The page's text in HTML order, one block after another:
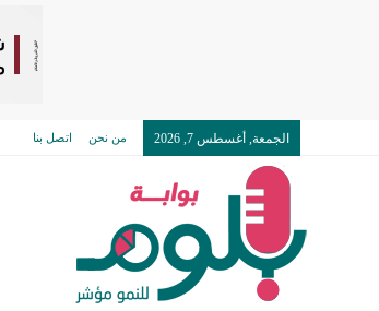
الجمعة, أغسطس 7, 2026 من نحن اتصل بنا